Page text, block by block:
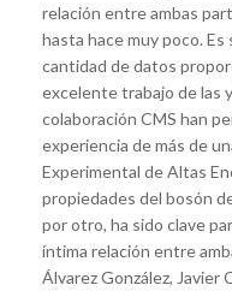
relación entre ambas
hasta hace muy poco.
cantidad de datos
excelente trabajo de las
colaboración CMS han
experiencia de más de
Experimental de Altas
propiedades del bosón
por otro, ha sido clave
íntima relación entre
Álvarez González, Javier